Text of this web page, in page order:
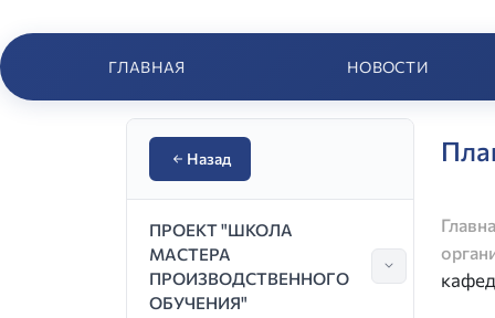
ГЛАВНАЯ НОВОСТИ
Назад
ПРОЕКТ "ШКОЛА
МАСТЕРА
ПРОИЗВОДСТВЕННОГО
ОБУЧЕНИЯ"
Показать